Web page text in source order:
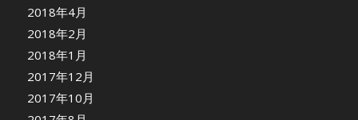
2018年4月
2018年2月
2018年1月
2017年12月
2017年10月